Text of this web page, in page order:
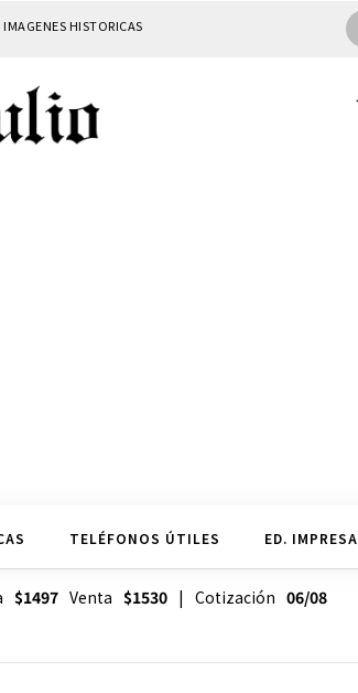
IMAGENES HISTORICAS
TELÉFONOS ÚTILES ED. IMPRESA
$1497Venta $1530| Cotización 06/08